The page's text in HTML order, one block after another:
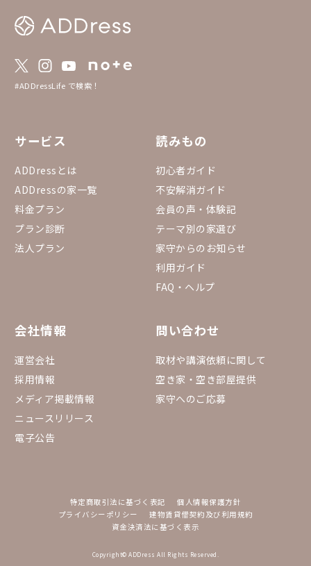
#ADDressLife で検索！
サービス
ADDressとは
ADDressの家一覧
料金プラン
プラン診断
法人プラン
読みもの
初心者ガイド
不安解消ガイド
会員の声・体験記
テーマ別の家選び
家守からのお知らせ
利用ガイド
FAQ・ヘルプ
会社情報
運営会社
採用情報
メディア掲載情報
ニュースリリース
電子公告
問い合わせ
取材や講演依頼に関して
空き家・空き部屋提供
家守へのご応募
特定商取引法に基づく表記
個人情報保護方針
プライバシーポリシー
建物賃貸借契約及び利用規約
資金決済法に基づく表示
Copyright© ADDress All Rights Reserved.